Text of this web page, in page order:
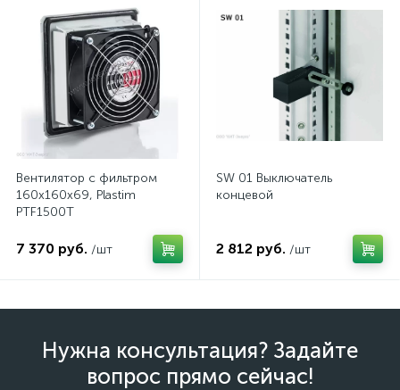
Вентилятор с фильтром
160x160x69, Plastim
PTF1500T
7 370 руб. /шт
SW 01 Выключатель
концевой
2 812 руб. /шт
Нужна консультация? Задайте
вопрос прямо сейчас!